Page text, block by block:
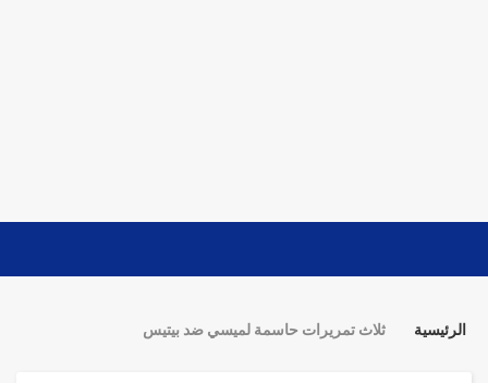
الرئيسية ثلاث تمريرات حاسمة لميسي ضد بيتيس